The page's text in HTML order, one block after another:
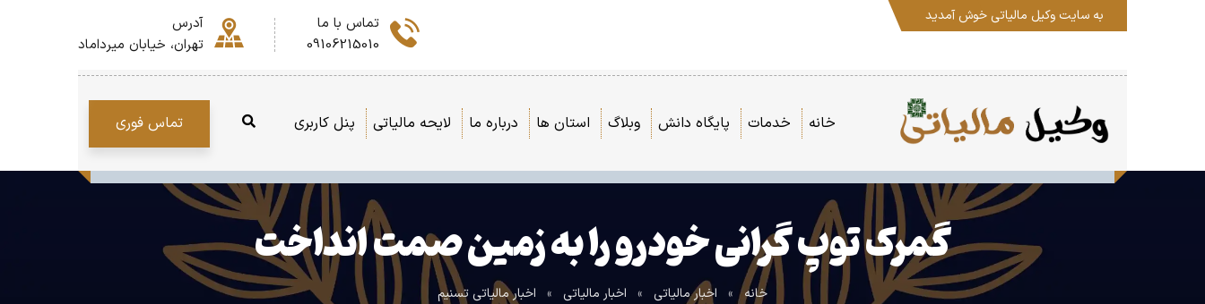
به سایت وکیل مالیاتی خوش آمدید
تماس با ما
09106215010
آدرس
تهران، خیابان میرداماد
خانه خدمات پایگاه دانش وبلاگ استان ها درباره ما لایحه مالیاتی پنل کاربری تماس فوری
گمرک توپ گرانی خودرو را به زمین صمت انداخت
خانه » اخبار مالیاتی » اخبار مالیاتی » اخبار مالیاتی تسنیم